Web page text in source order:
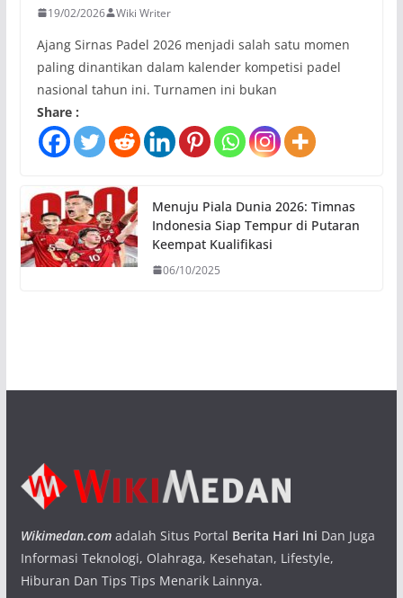
19/02/2026 Wiki Writer
Ajang Sirnas Padel 2026 menjadi salah satu momen
paling dinantikan dalam kalender kompetisi padel
nasional tahun ini. Turnamen ini bukan
Share :
Menuju Piala Dunia 2026: Timnas
Indonesia Siap Tempur di Putaran
Keempat Kualifikasi
06/10/2025
Wikimedan.comadalah Situs Portal Berita Hari Ini Dan Juga
Informasi Teknologi, Olahraga, Kesehatan, Lifestyle,
Hiburan Dan Tips Tips Menarik Lainnya.